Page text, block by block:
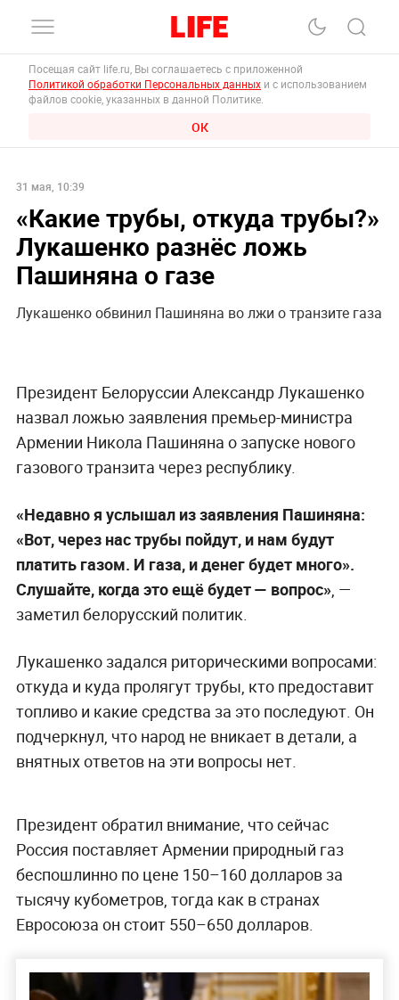
Посещая сайт life.ru, Вы соглашаетесь с приложенной
Политикой обработки Персональных данных и с использованием
файлов cookie, указанных в данной Политике.
ОК
31 мая, 10:39
«Какие трубы, откуда трубы?»
Лукашенко разнёс ложь
Пашиняна о газе
Лукашенко обвинил Пашиняна во лжи о транзите газа
Президент Белоруссии Александр Лукашенко
назвал ложью заявления премьер-министра
Армении Никола Пашиняна о запуске нового
газового транзита через республику.
«Недавно я услышал из заявления Пашиняна:
«Вот, через нас трубы пойдут, и нам будут
платить газом. И газа, и денег будет много».
Слушайте, когда это ещё будет — вопрос», —
заметил белорусский политик.
Лукашенко задался риторическими вопросами:
откуда и куда пролягут трубы, кто предоставит
топливо и какие средства за это последуют. Он
подчеркнул, что народ не вникает в детали, а
внятных ответов на эти вопросы нет.
Президент обратил внимание, что сейчас
Россия поставляет Армении природный газ
беспошлинно по цене 150–160 долларов за
тысячу кубометров, тогда как в странах
Евросоюза он стоит 550–650 долларов.